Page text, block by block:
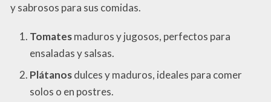
y sabrosos para sus comidas.
Tomatesmaduros y jugosos, perfectos para
ensaladas y salsas.
Plátanosdulces y maduros, ideales para comer
solos o en postres.